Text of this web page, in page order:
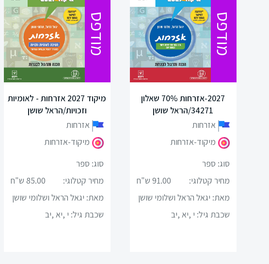
ומורשתו
מיצ"ב
סוציולוגיה
פיזיקה
תיאטרון
עברית
מודפס
מיקוד 2027 אזרחות - לאומיות
וזכויות/הראל שושן
אזרחות
מיקוד-אזרחות
סוג: ספר
מחיר קטלוגי:
85.00 ש"ח
מאת: יגאל הראל ושלומי שושן
שכבת גיל: י ,יא ,יב
מודפס
2027-אזרחות 70% שאלון
34271/הראל שושן
אזרחות
מיקוד-אזרחות
סוג: ספר
מחיר קטלוגי:
91.00 ש"ח
מאת: יגאל הראל ושלומי שושן
שכבת גיל: י ,יא ,יב